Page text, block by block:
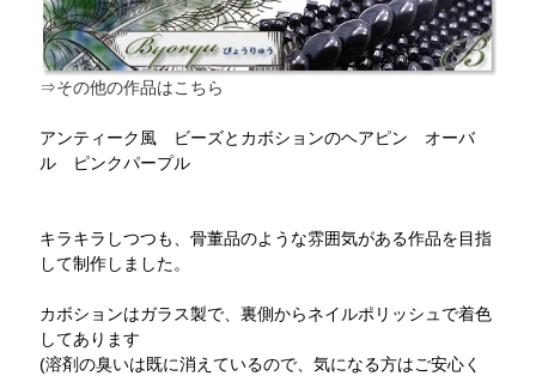
⇒その他の作品はこちら
アンティーク風 ビーズとカボションのヘアピン オーバ
ル ピンクパープル
キラキラしつつも、骨董品のような雰囲気がある作品を目指
して制作しました。
カボションはガラス製で、裏側からネイルポリッシュで着色
してあります
(溶剤の臭いは既に消えているので、気になる方はご安心く